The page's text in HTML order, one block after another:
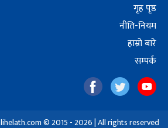
गृह पृष्ठ
नीति-नियम
हाम्रो बारे
सम्पर्क
© 2015 - 2026 | All rights reserved